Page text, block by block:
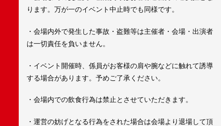
ります。万が一のイベント中止時でも同様です。
・会場内外で発生した事故・盗難等は主催者・会場・出演者
は一切責任を負いません。
・イベント開催時、係員がお客様の肩や腕などに触れて誘導
する場合があります。予めご了承ください。
・会場内での飲食行為は禁止とさせていただきます。
・運営の妨げとなる行為をされた場合は会場より退場して頂